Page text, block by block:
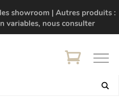
showroom | Autres produits :
variables, nous consulter